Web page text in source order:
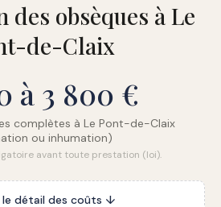
des obsèques à Le
de-Claix
à 3 800 €
complètes à Le Pont-de-Claix
ou inhumation)
avant toute prestation (loi).
le détail des coûts ↓